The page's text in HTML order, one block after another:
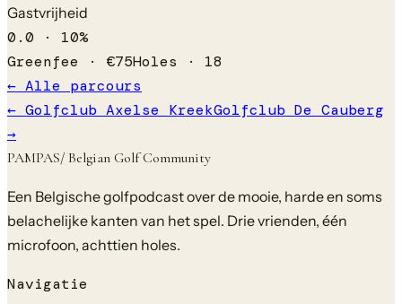
Gastvrijheid
0.0 · 10%
Greenfee · €75Holes · 18
← Alle parcours
← Golfclub Axelse KreekGolfclub De Cauberg
→
PAMPAS/ Belgian Golf Community
Een Belgische golfpodcast over de mooie, harde en soms
belachelijke kanten van het spel. Drie vrienden, één
microfoon, achttien holes.
Navigatie